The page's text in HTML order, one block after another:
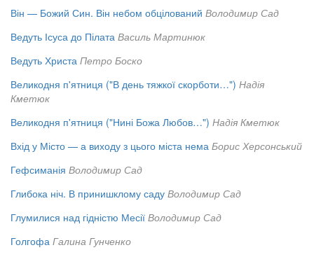
Він — Божий Син. Він небом обцілований Володимир Сад
Ведуть Ісуса до Пілата Василь Мартинюк
Ведуть Христа Петро Боско
Великодня п'ятниця ("В день тяжкої скорботи…") Надія
Кметюк
Великодня п'ятниця ("Нині Божа Любов…") Надія Кметюк
Вхід у Місто — а виходу з цього міста нема Борис Херсонський
Гефсиманія Володимир Сад
Глибока ніч. В принишклому саду Володимир Сад
Глумилися над гідністю Месії Володимир Сад
Голгофа Галина Гунченко